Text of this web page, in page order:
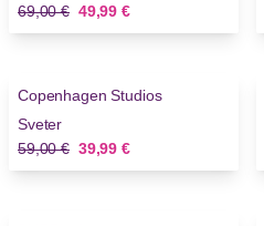
Stará cena
69,00 € Nová cena
49,99 €
Copenhagen Studios
Sveter
Stará cena
59,00 € Nová cena
39,99 €